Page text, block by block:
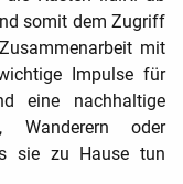
somit dem Zugriff
mit
Impulse für
eine nachhaltige
Wanderern oder
sie zu Hause tun